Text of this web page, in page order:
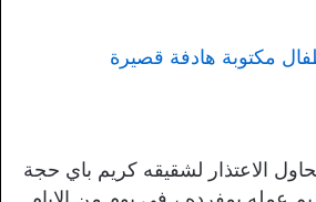
مكتوبة هادفة قصيرة
الاعتذار لشقيقه كريم باي حجة